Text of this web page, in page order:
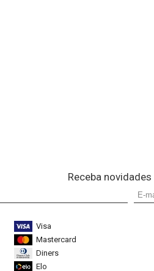
Receba
Visa
Mastercard
Diners
Elo